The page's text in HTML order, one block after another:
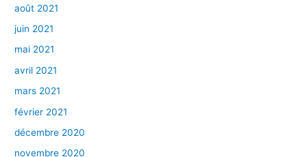
août 2021
juin 2021
mai 2021
avril 2021
mars 2021
février 2021
décembre 2020
novembre 2020